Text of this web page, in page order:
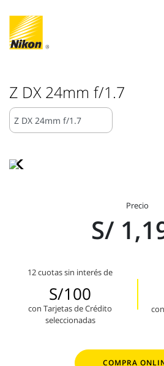
Z DX 24mm f/1.7
Precio
S/
12 cuotas sin interés de
S/100
con Tarjetas de Crédito
seleccionadas
COMPRA